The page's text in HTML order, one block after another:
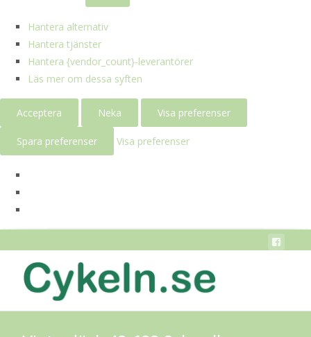
Hantera alternativ
Hantera tjänster
Hantera {vendor_count}-leverantörer
Läs mer om dessa syften
Acceptera Neka Visa preferenser
Spara preferenser Visa preferenser